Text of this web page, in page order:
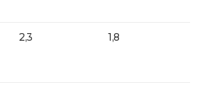
2,3 1,8